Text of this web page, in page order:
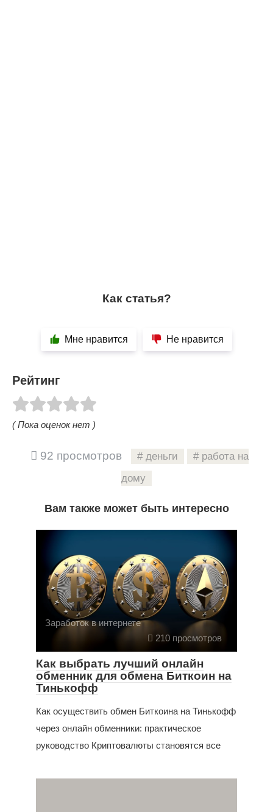
Как статья?
Мне нравится Не нравится
Рейтинг
( Пока оценок нет )
92 просмотров деньги
работа на
дому
Вам также может быть интересно
Заработок в интернете
210 просмотров
Как выбрать лучший онлайн
обменник для обмена Биткоин на
Тинькофф
Как осуществить обмен Биткоина на Тинькофф
через онлайн обменники: практическое
руководство Криптовалюты становятся все